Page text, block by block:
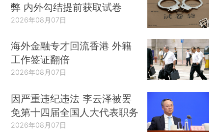
弊 内外勾结提前获取试卷
2026年08月07日
海外金融专才回流香港 外籍
工作签证翻倍
2026年08月07日
因严重违纪违法 李云泽被罢
免第十四届全国人大代表职务
2026年08月07日